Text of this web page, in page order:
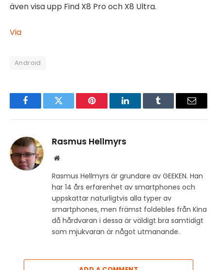
även visa upp Find X8 Pro och X8 Ultra.
Via
Android
FacebookTwitter Pinterest LinkedInTumblr Email
Rasmus Hellmyrs
Website
Rasmus Hellmyrs är grundare av GEEKEN. Han
har 14 års erfarenhet av smartphones och
uppskattar naturligtvis alla typer av
smartphones, men främst foldebles från Kina
då hårdvaran i dessa är väldigt bra samtidigt
som mjukvaran är något utmanande.